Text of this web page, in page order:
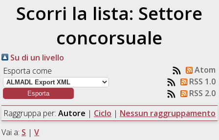
Scorri la lista: Settore
concorsuale
Su di un livello
Esporta come
Atom
RSS 1.0
RSS 2.0
Raggruppa per: Autore | Ciclo | Nessun raggruppamento
Vai a: S |V